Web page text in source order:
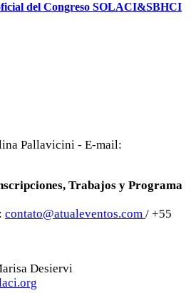
del Congreso SOLACI&SBHCI
Pallavicini - E-mail:
Trabajos y Programa
contato@atualeventos.com / +55
Desiervi